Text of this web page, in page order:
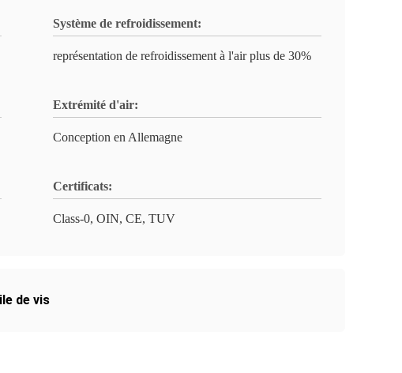
Système de refroidissement:
représentation de refroidissement à l'air plus de 30%
Extrémité d'air:
Conception en Allemagne
Certificats:
Class-0, OIN, CE, TUV
de vis